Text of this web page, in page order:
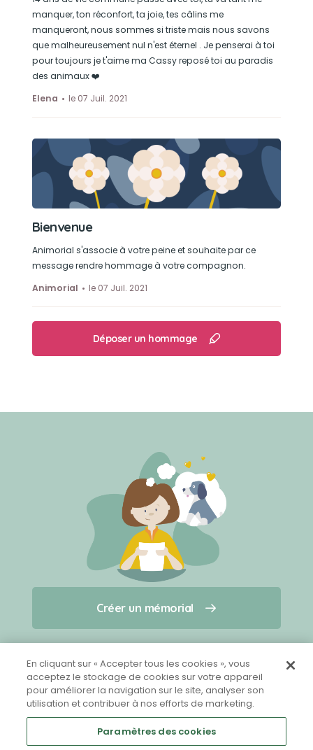
Créer un mémorial
Qui sommes-nous ?
Nous contacter
Partager sur Facebook
manquer, ton réconfort, ta joie, tes câlins me
manqueront, nous sommes si triste mais nous savons
que malheureusement nul n'est éternel . Je penserai à toi
pour toujours je t'aime ma Cassy reposé toi au paradis
des animaux ❤️
Elena
le 07 Juil. 2021
Bienvenue
Animorial s'associe à votre peine et souhaite par ce
message rendre hommage à votre compagnon.
Animorial
le 07 Juil. 2021
Déposer un hommage
Créer un mémorial
En cliquant sur « Accepter tous les cookies », vous
acceptez le stockage de cookies sur votre appareil
pour améliorer la navigation sur le site, analyser son
utilisation et contribuer à nos efforts de marketing.
Paramètres des cookies